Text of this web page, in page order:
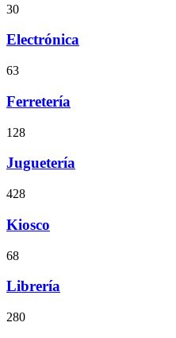
30
Electrónica
63
Ferretería
128
Juguetería
428
Kiosco
68
Librería
280